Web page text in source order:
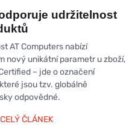
udržitelnost
AT Computers nabízí
nový unikátní parametr u zboží,
– jde o označení
jsou tzv. globálně
odpovědné.
ČLÁNEK